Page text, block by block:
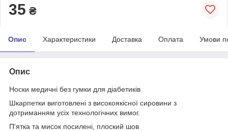
35 ₴
Опис Характеристики Доставка Оплата Умови
Опис
Носки медичні без гумки для діабетиків
Шкарпетки виготовлені з високоякісної сировини з
дотриманням усіх технологічних вимог.
П'ятка та мисок посилені, плоский шов